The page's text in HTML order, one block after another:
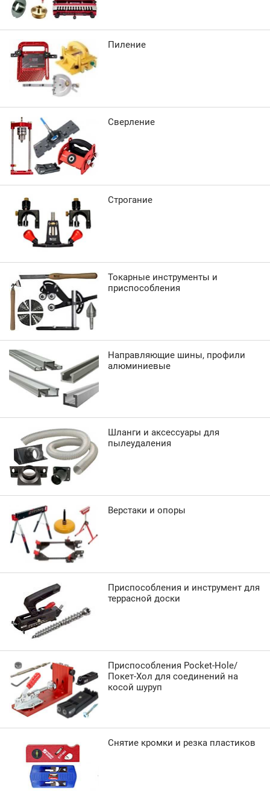
Пиление
Сверление
Строгание
Токарные инструменты и
приспособления
Направляющие шины, профили
алюминиевые
Шланги и аксессуары для
пылеудаления
Верстаки и опоры
Приспособления и инструмент для
террасной доски
Приспособления Pocket-Hole/
Покет-Хол для соединений на
косой шуруп
Снятие кромки и резка пластиков